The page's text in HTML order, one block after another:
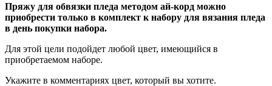
Пряжу для обвязки пледа методом ай-корд можно
приобрести только в комплект к набору для вязания пледа
в день покупки набора.
Для этой цели подойдет любой цвет, имеющийся в
приобретаемом наборе.
Укажите в комментариях цвет, который вы хотите.